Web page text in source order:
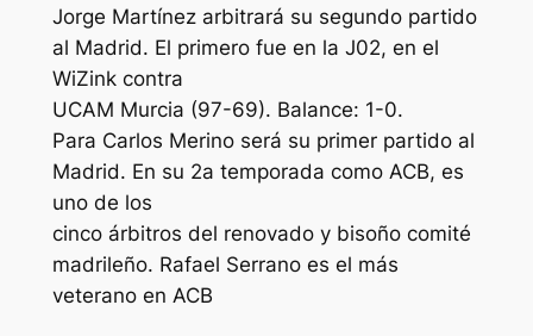
Jorge Martínez arbitrará su segundo partido
al Madrid. El primero fue en la J02, en el
WiZink contra
UCAM Murcia (97-69). Balance: 1-0.
Para Carlos Merino será su primer partido al
Madrid. En su 2a temporada como ACB, es
uno de los
cinco árbitros del renovado y bisoño comité
madrileño. Rafael Serrano es el más
veterano en ACB